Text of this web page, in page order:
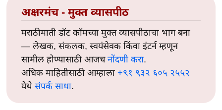
अक्षरमंच - मुक्त व्यासपीठ
मराठीमाती डॉट कॉमच्या मुक्त व्यासपीठाचा भाग बना
— लेखक, संकलक, स्वयंसेवक किंवा इंटर्न म्हणून
सामील होण्यासाठी आजचनोंदणी करा.
अधिक माहितीसाठी आम्हाला+९१ ९३२ ६०५ २५५२
येथेसंपर्क साधा.